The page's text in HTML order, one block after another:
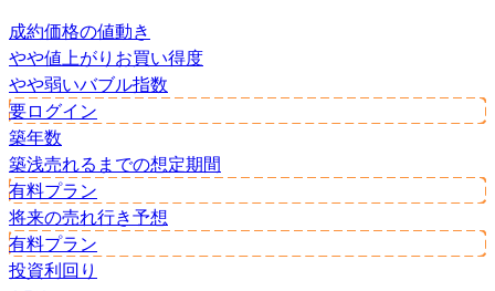
成約価格の値動き
やや値上がり お買い得度
やや弱いバブル指数
要ログイン
築年数
築浅売れるまでの想定期間
有料プラン
将来の売れ行き予想
有料プラン
投資利回り